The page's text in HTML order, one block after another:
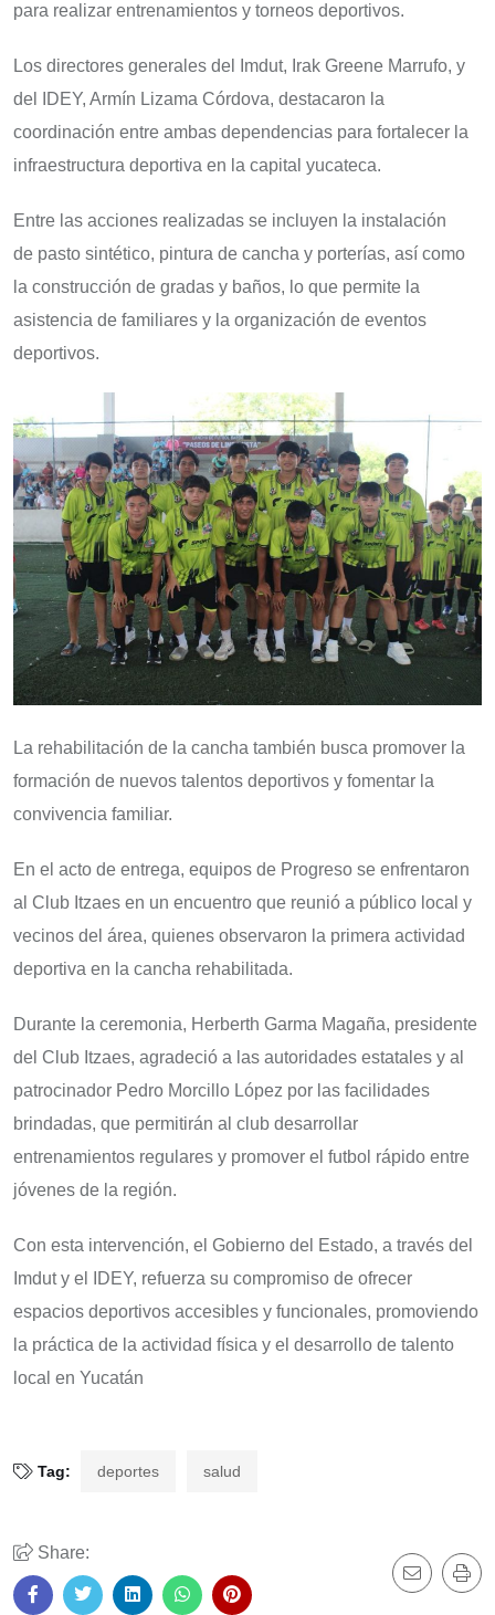
para realizar entrenamientos y torneos deportivos.
Los directores generales del Imdut, Irak Greene Marrufo, y
del IDEY, Armín Lizama Córdova, destacaron la
coordinación entre ambas dependencias para fortalecer la
infraestructura deportiva en la capital yucateca.
Entre las acciones realizadas se incluyen la instalación
de pasto sintético, pintura de cancha y porterías, así como
la construcción de gradas y baños, lo que permite la
asistencia de familiares y la organización de eventos
deportivos.
La rehabilitación de la cancha también busca promover la
formación de nuevos talentos deportivos y fomentar la
convivencia familiar.
En el acto de entrega, equipos de Progreso se enfrentaron
al Club Itzaes en un encuentro que reunió a público local y
vecinos del área, quienes observaron la primera actividad
deportiva en la cancha rehabilitada.
Durante la ceremonia, Herberth Garma Magaña, presidente
del Club Itzaes, agradeció a las autoridades estatales y al
patrocinador Pedro Morcillo López por las facilidades
brindadas, que permitirán al club desarrollar
entrenamientos regulares y promover el futbol rápido entre
jóvenes de la región.
Con esta intervención, el Gobierno del Estado, a través del
Imdut y el IDEY, refuerza su compromiso de ofrecer
espacios deportivos accesibles y funcionales, promoviendo
la práctica de la actividad física y el desarrollo de talento
local en Yucatán
Tag: deportes salud
Share: